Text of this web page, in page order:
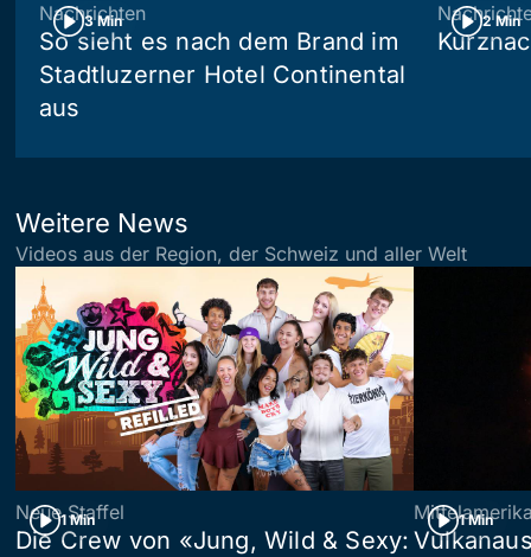
3 Min
Nachrichten
So sieht es nach dem Brand im
Stadtluzerner Hotel Continental
aus
2 Min
Weitere News
Videos aus der Region, der Schweiz und aller Welt
1 Min
Neue Staffel
Die Crew von «Jung, Wild & Sexy:
1 Min